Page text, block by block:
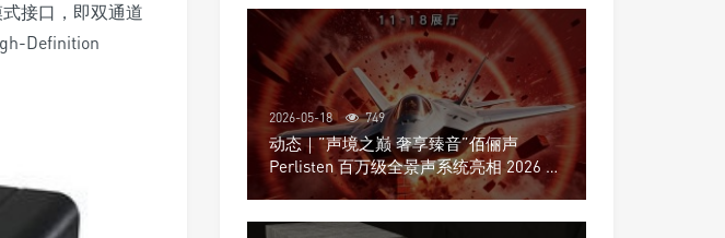
接口，即双通道
Definition
2026-05-18 749
动态｜”声境之巅 奢享臻音”佰俪声
Perlisten 百万级全景声系统亮相 2026 北
京国际音响展